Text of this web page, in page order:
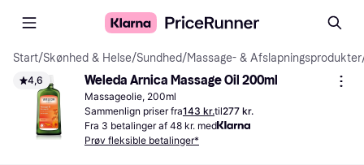
Start/Skønhed & Helse/Sundhed/Massage- & Afslapningsprodukter
4,6 Weleda Arnica Massage Oil 200ml
Massageolie, 200ml
Sammenlign priser fra143 kr.til277 kr.
Fra 3 betalinger af 48 kr. med
Prøv fleksible betalinger*